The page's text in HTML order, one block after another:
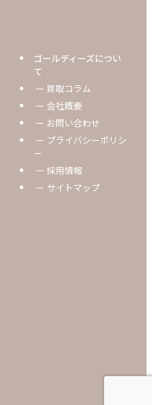
ゴールディーズについ
て
ー 買取コラム
ー 会社概要
ー お問い合わせ
ー プライバシーポリシ
ー
ー 採用情報
ー サイトマップ